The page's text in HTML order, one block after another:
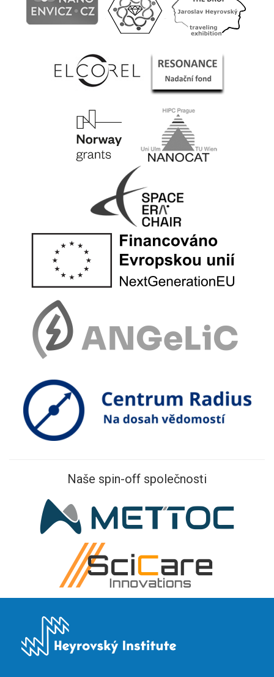
Naše spin-off společnosti